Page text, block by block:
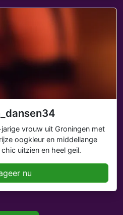
vrouw uit Groningen met
oogkleur en middellange
uitzien en heel geil.
nu